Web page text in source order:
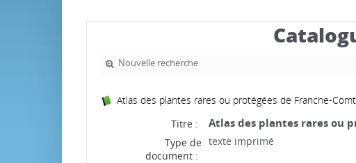
Nouvelle recherche
Atlas des plantes rares ou protégées de Franche-
Titre :
Atlas des plantes rares ou
Type de
document :
texte imprimé